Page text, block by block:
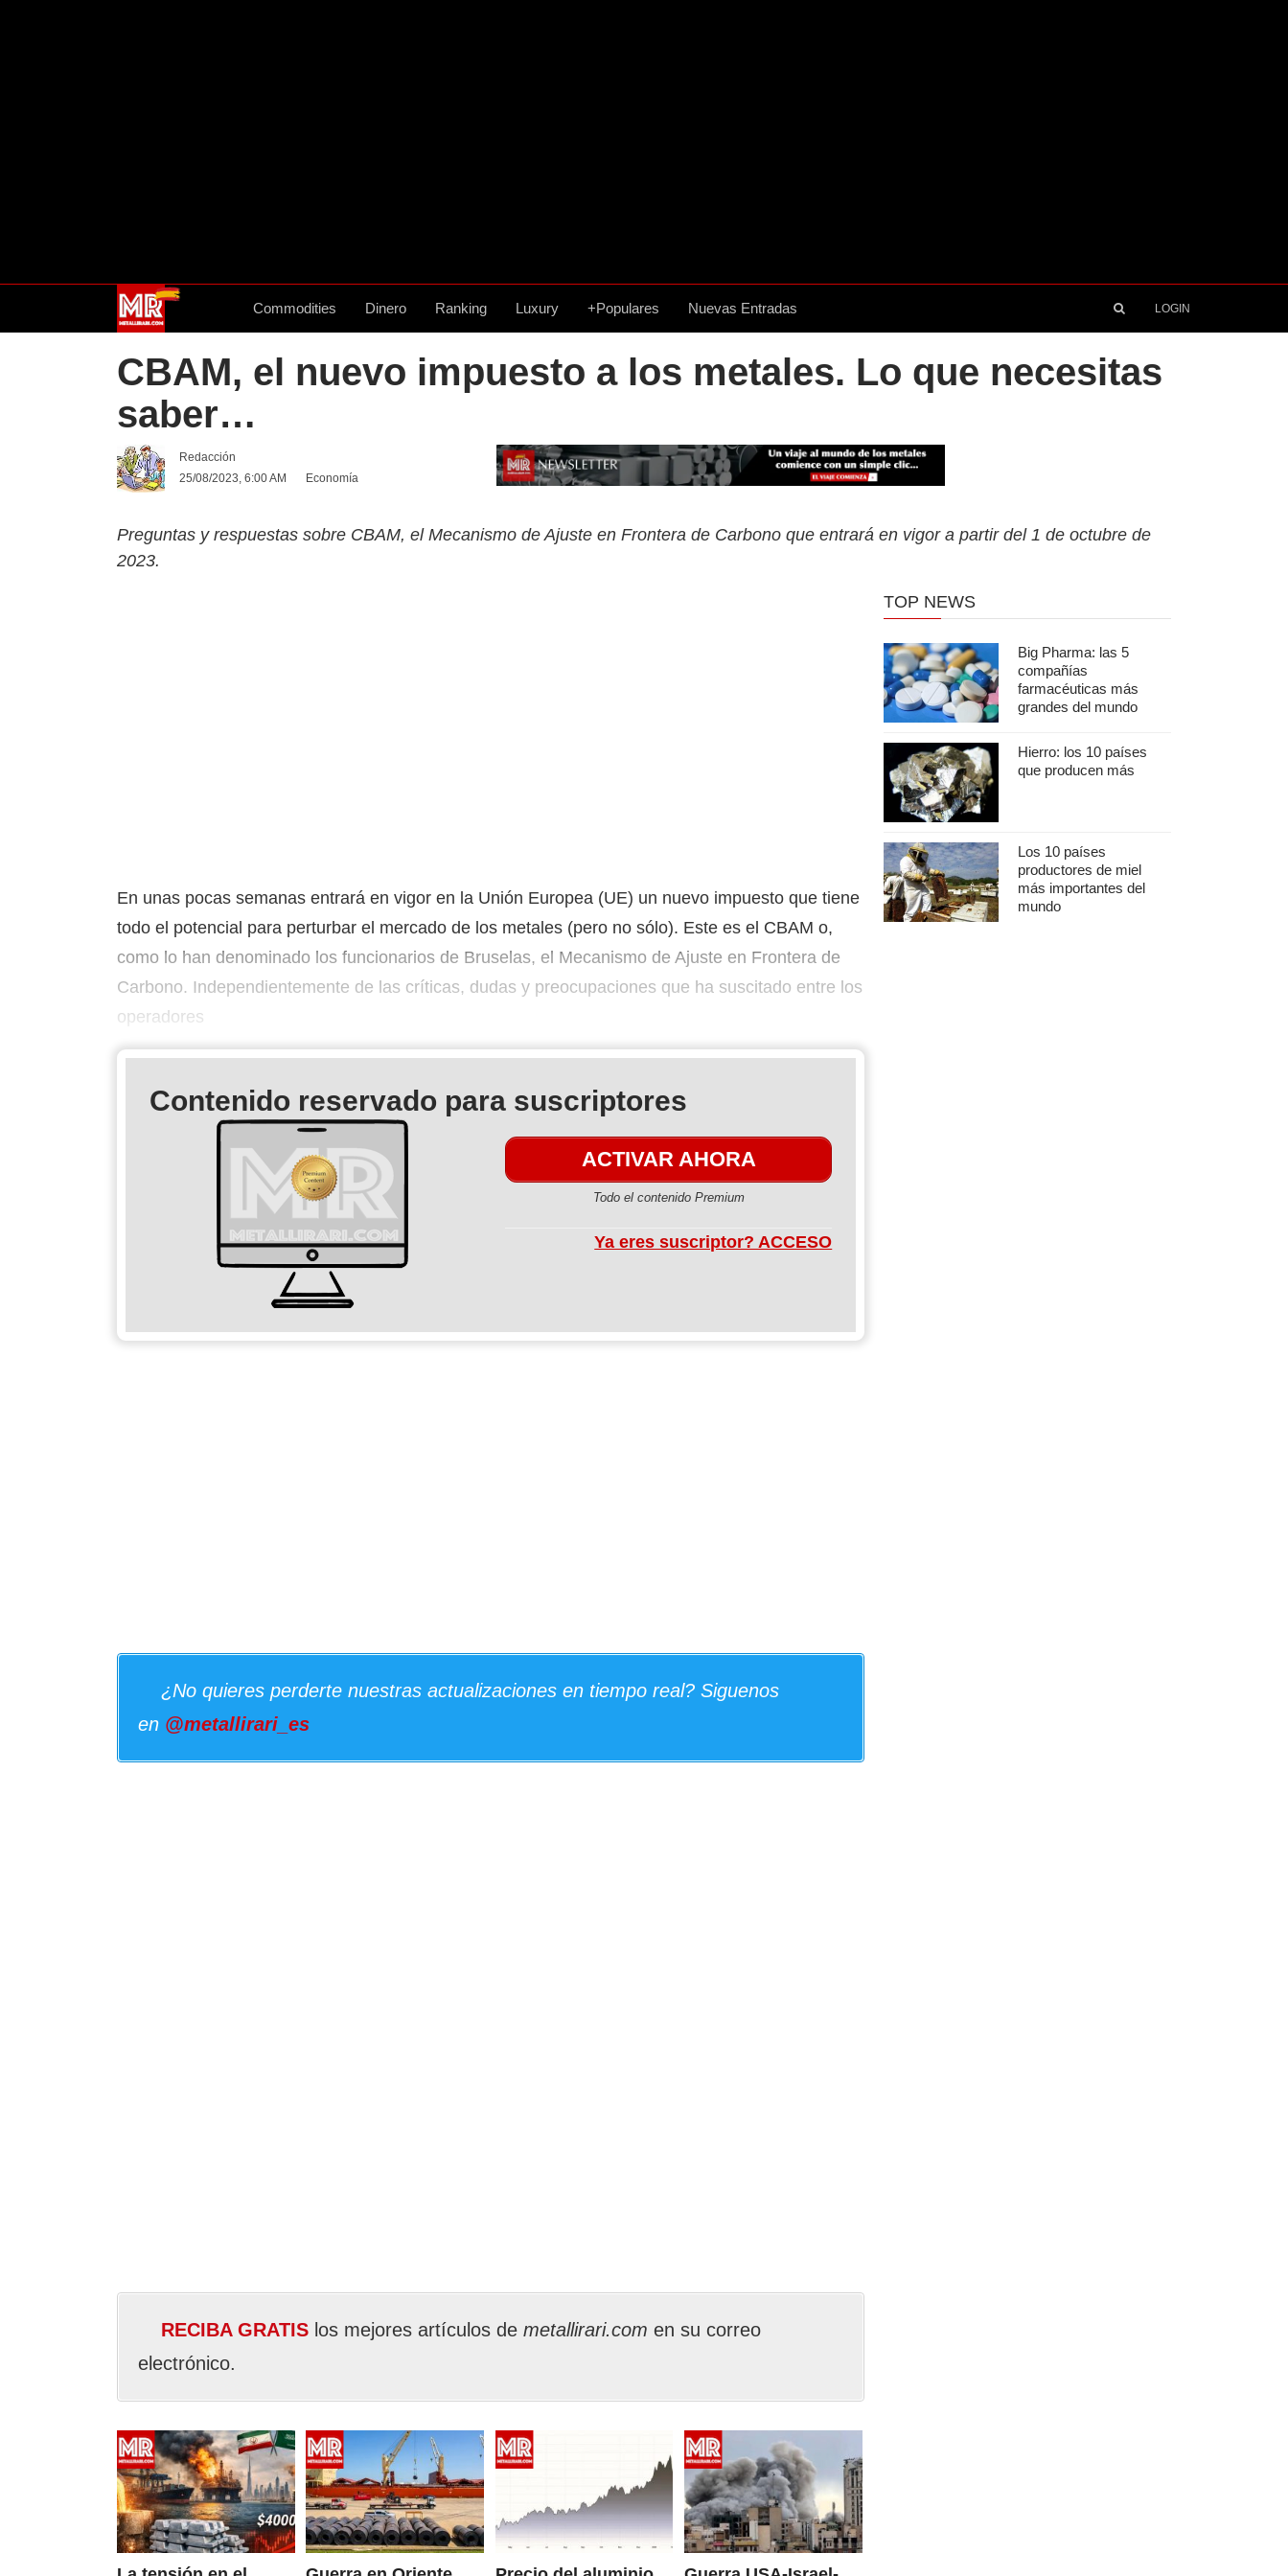
Commodities Dinero Ranking Luxury +Populares Nuevas Entradas LOGIN
CBAM, el nuevo impuesto a los metales. Lo que necesitas
saber…
Redacción
25/08/2023, 6:00 AM
Economía
Preguntas y respuestas sobre CBAM, el Mecanismo de Ajuste en Frontera de Carbono que entrará en vigor a partir del 1 de octubre de
2023.
En unas pocas semanas entrará en vigor en la Unión Europea (UE) un nuevo impuesto que tiene
todo el potencial para perturbar el mercado de los metales (pero no sólo). Este es el CBAM o,
como lo han denominado los funcionarios de Bruselas, el Mecanismo de Ajuste en Frontera de
Carbono. Independientemente de las críticas, dudas y preocupaciones que ha suscitado entre los
operadores
Contenido reservado para suscriptores
ACTIVAR AHORA
Todo el contenido Premium
Ya eres suscriptor? ACCESO
¿No quieres perderte nuestras actualizaciones en tiempo real? Siguenos
en @metallirari_es
RECIBA GRATIS los mejores artículos de metallirari.com en su correo
electrónico.
TOP NEWS
Big Pharma: las 5
compañías
farmacéuticas más
grandes del mundo
Hierro: los 10 países
que producen más
Los 10 países
productores de miel
más importantes del
mundo